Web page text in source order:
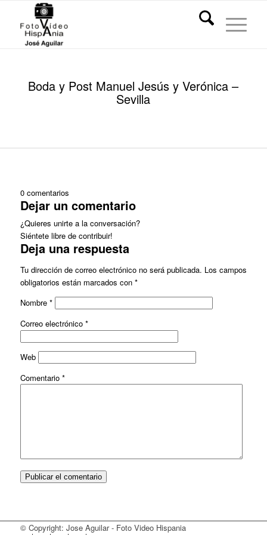
Boda y Post Manuel Jesús y Verónica –
Sevilla
0 comentarios
Dejar un comentario
¿Quieres unirte a la conversación?
Siéntete libre de contribuir!
Deja una respuesta
Tu dirección de correo electrónico no será publicada. Los campos
obligatorios están marcados con *
Nombre *
Correo electrónico *
Web
Comentario *
© Copyright: Jose Aguilar - Foto Video Hispania